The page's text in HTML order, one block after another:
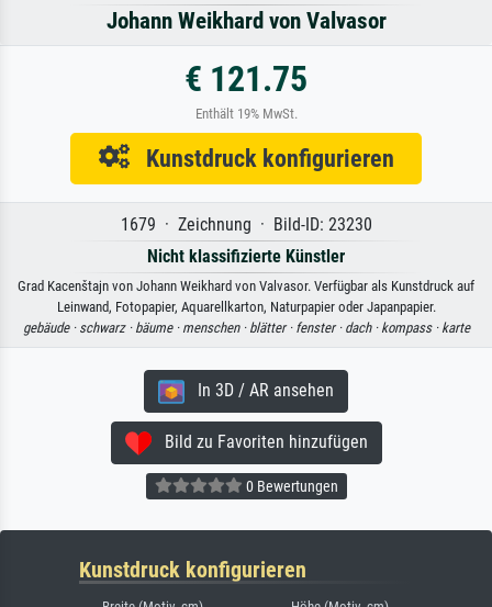
Johann Weikhard von Valvasor
€ 121.75
Enthält 19% MwSt.
Kunstdruck konfigurieren
1679 · Zeichnung · Bild-ID: 23230
Nicht klassifizierte Künstler
Grad Kacenštajn von Johann Weikhard von Valvasor. Verfügbar als Kunstdruck auf
Leinwand, Fotopapier, Aquarellkarton, Naturpapier oder Japanpapier.
gebäude · schwarz · bäume · menschen · blätter · fenster · dach · kompass · karte
In 3D / AR ansehen
Bild zu Favoriten hinzufügen
0 Bewertungen
Kunstdruck konfigurieren